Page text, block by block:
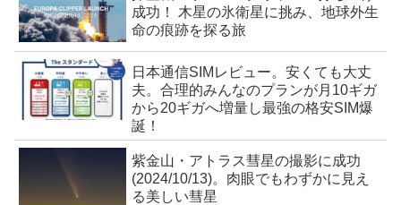
成功！ 木星の氷衛星に挑み、地球外生
命の痕跡を探る旅
日本通信SIMレビュー。安くても大丈
夫。合理的みんなのプランが月10ギガ
から20ギガへ増量し最強の格安SIM爆
誕！
紫金山・アトラス彗星の撮影に成功
(2024/10/13)。肉眼でもわずかに見え
る美しい彗星